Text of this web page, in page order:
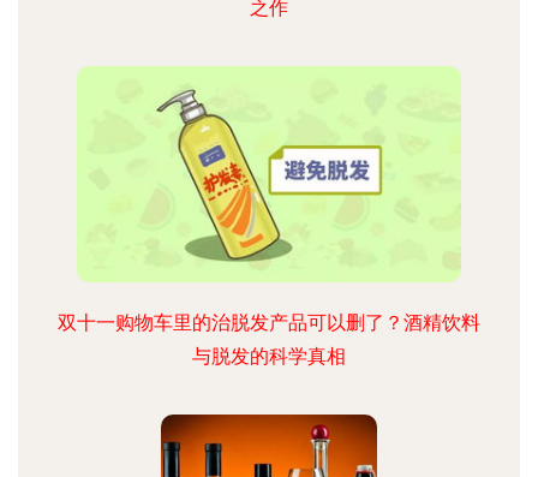
之作
双十一购物车里的治脱发产品可以删了？酒精饮料
与脱发的科学真相